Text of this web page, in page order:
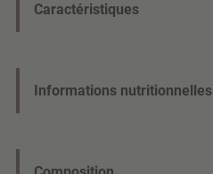
Caractéristiques
Informations nutritionnelles